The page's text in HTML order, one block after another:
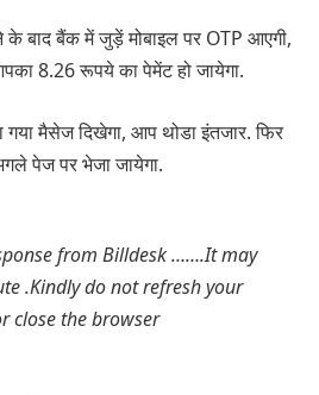
बाद बैंक में जुड़ें मोबाइल पर OTP आएगी,
8.26 रूपये का पेमेंट हो जायेगा.
मैसेज दिखेगा, आप थोडा इंतजार. फिर
पेज पर भेजा जायेगा.
from Billdesk …….It may
.Kindly do not refresh your
close the browser